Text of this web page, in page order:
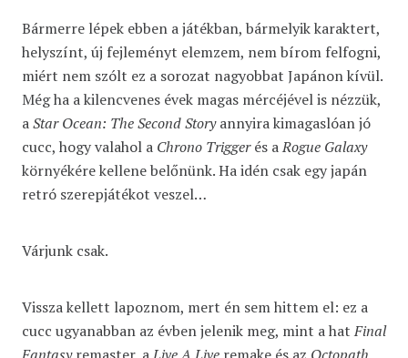
Bármerre lépek ebben a játékban, bármelyik karaktert,
helyszínt, új fejleményt elemzem, nem bírom felfogni,
miért nem szólt ez a sorozat nagyobbat Japánon kívül.
Még ha a kilencvenes évek magas mércéjével is nézzük,
aStar Ocean: The Second Storyannyira kimagaslóan jó
cucc, hogy valahol a Chrono Triggerés aRogue Galaxy
környékére kellene belőnünk. Ha idén csak egy japán
retró szerepjátékot veszel…
Várjunk csak.
Vissza kellett lapoznom, mert én sem hittem el: ez a
cucc ugyanabban az évben jelenik meg, mint a hatFinal